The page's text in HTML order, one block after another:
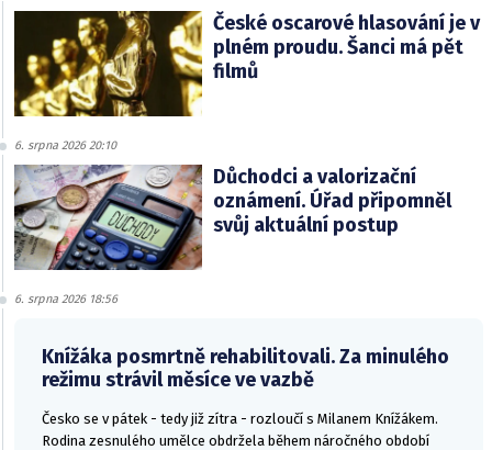
České oscarové hlasování je v
plném proudu. Šanci má pět
filmů
6. srpna 2026 20:10
Důchodci a valorizační
oznámení. Úřad připomněl
svůj aktuální postup
6. srpna 2026 18:56
Knížáka posmrtně rehabilitovali. Za minulého
režimu strávil měsíce ve vazbě
Česko se v pátek - tedy již zítra - rozloučí s Milanem Knížákem.
Rodina zesnulého umělce obdržela během náročného období